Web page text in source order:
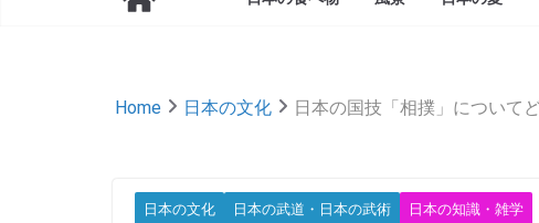
Home 日本の文化 日本の国技「相撲」について
日本の文化 日本の武道・日本の武術 日本の知識・雑学